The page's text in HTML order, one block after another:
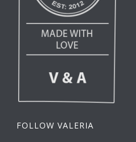
FOLLOW VALERIA